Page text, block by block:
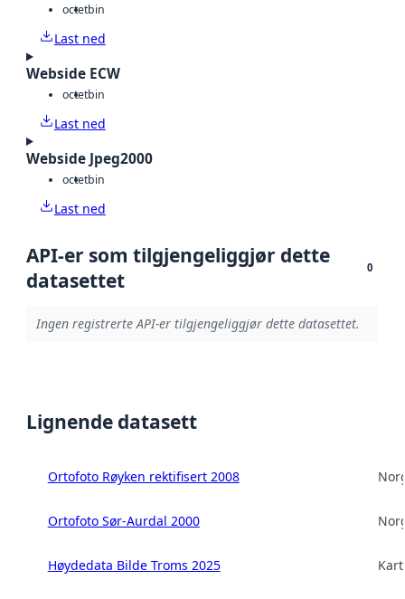
octetbin
Last ned
Webside ECW
octetbin
Last ned
Webside Jpeg2000
octetbin
Last ned
API-er som tilgjengeliggjør dette
datasettet
0
Ingen registrerte API-er tilgjengeliggjør dette datasettet.
Lignende datasett
Ortofoto Røyken rektifisert 2008
Ortofoto Sør-Aurdal 2000
Høydedata Bilde Troms 2025